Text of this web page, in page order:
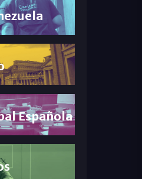
Española